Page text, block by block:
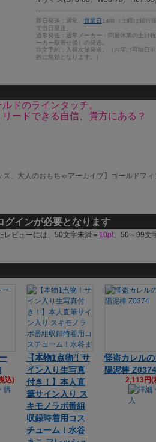
即日発送：通常、 営業日 14時（土曜は銀行
で当日発送。
通常発送：通常メーカー・問屋休業の土日
ーカー取寄せ後）の発送。
注文予約：入荷次第発送。（お届け可能日
的に無効となります。）
ドのラインタッチ。
ードできる自信、貴方にある？
インが必要となります
ビューには、50文字未満＝ 10pt、50～99文
込)
【本物1点物！サ
イン入り生写真
付き！】本人直
筆サイン入り ス
キモノラボ番組
収録時着用コス
チューム！水谷
怪盗カレル
陽泥棒 Z0374
2,113円(